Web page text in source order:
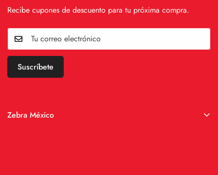
Zebra México
Recibe cupones de descuento para tu próxima compra.
Suscríbete